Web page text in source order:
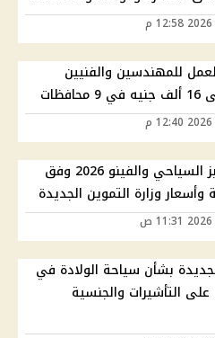
للمهندسين والفنيين
سعر رغيف الخبز السياحي والفينو 2026 وفق
وأسعار وزارة التموين الجديدة
بشأن سياحة الولادة في
على التأشيرات والجنسية